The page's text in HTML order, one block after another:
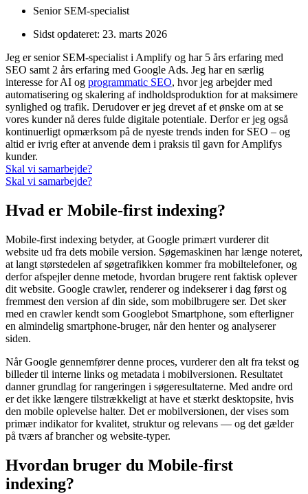
Senior SEM-specialist
Sidst opdateret: 23. marts 2026
Jeg er senior SEM-specialist i Amplify og har 5 års erfaring med
SEO samt 2 års erfaring med Google Ads. Jeg har en særlig
interesse for AI og programmatic SEO, hvor jeg arbejder med
automatisering og skalering af indholdsproduktion for at maksimere
synlighed og trafik. Derudover er jeg drevet af et ønske om at se
vores kunder nå deres fulde digitale potentiale. Derfor er jeg også
kontinuerligt opmærksom på de nyeste trends inden for SEO – og
altid er ivrig efter at anvende dem i praksis til gavn for Amplifys
kunder.
Skal vi samarbejde?
Skal vi samarbejde?
Hvad er Mobile-first indexing?
Mobile-first indexing betyder, at Google primært vurderer dit
website ud fra dets mobile version. Søgemaskinen har længe noteret,
at langt størstedelen af søgetrafikken kommer fra mobiltelefoner, og
derfor afspejler denne metode, hvordan brugere rent faktisk oplever
dit website. Google crawler, renderer og indekserer i dag først og
fremmest den version af din side, som mobilbrugere ser. Det sker
med en crawler kendt som Googlebot Smartphone, som efterligner
en almindelig smartphone-bruger, når den henter og analyserer
siden.
Når Google gennemfører denne proces, vurderer den alt fra tekst og
billeder til interne links og metadata i mobilversionen. Resultatet
danner grundlag for rangeringen i søgeresultaterne. Med andre ord
er det ikke længere tilstrækkeligt at have et stærkt desktopsite, hvis
den mobile oplevelse halter. Det er mobilversionen, der vises som
primær indikator for kvalitet, struktur og relevans — og det gælder
på tværs af brancher og website-typer.
Hvordan bruger du Mobile-first
indexing?